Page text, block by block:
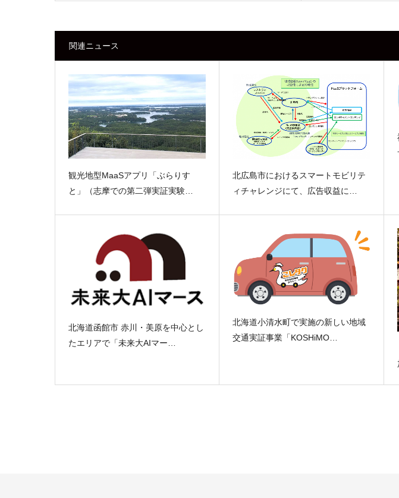
関連ニュース
観光地型MaaSアプリ「ぶらりす
と」（志摩での第二弾実証実験…
北広島市におけるスマートモビリテ
ィチャレンジにて、広告収益に…
北海道函館市 赤川・美原を中心とし
たエリアで「未来大AIマー…
北海道小清水町で実施の新しい地域
交通実証事業「KOSHiMO…